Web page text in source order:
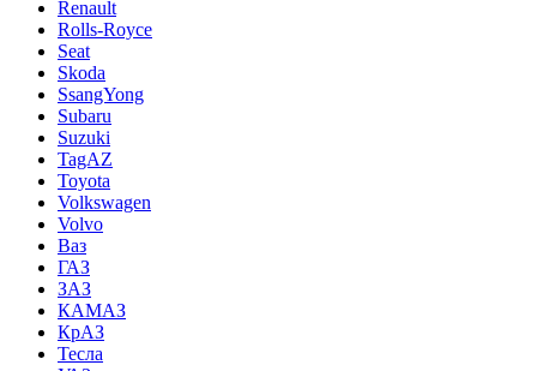
Renault
Rolls-Royce
Seat
Skoda
SsangYong
Subaru
Suzuki
TagAZ
Toyota
Volkswagen
Volvo
Ваз
ГАЗ
ЗАЗ
КАМАЗ
КрАЗ
Тесла